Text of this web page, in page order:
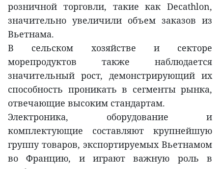
розничной торговли, такие как Decathlon,
значительно увеличили объем заказов из
Вьетнама.
В сельском хозяйстве и секторе
морепродуктов также наблюдается
значительный рост, демонстрирующий их
способность проникать в сегменты рынка,
отвечающие высоким стандартам.
Электроника, оборудование и
комплектующие составляют крупнейшую
группу товаров, экспортируемых Вьетнамом
во Францию, и играют важную роль в